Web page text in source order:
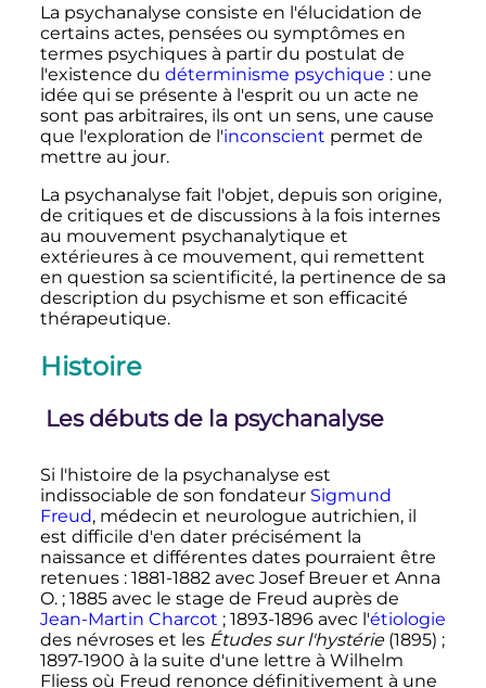
La psychanalyse consiste en l'élucidation de
certains actes, pensées ou symptômes en
termes psychiques à partir du postulat de
l'existence du déterminisme psychique : une
idée qui se présente à l'esprit ou un acte ne
sont pas arbitraires, ils ont un sens, une cause
que l'exploration de l'inconscient permet de
mettre au jour.
La psychanalyse fait l'objet, depuis son origine,
de critiques et de discussions à la fois internes
au mouvement psychanalytique et
extérieures à ce mouvement, qui remettent
en question sa scientificité, la pertinence de sa
description du psychisme et son efficacité
thérapeutique.
Histoire
Les débuts de la psychanalyse
Si l'histoire de la psychanalyse est
indissociable de son fondateur Sigmund
Freud, médecin et neurologue autrichien, il
est difficile d'en dater précisément la
naissance et différentes dates pourraient être
retenues : 1881-1882 avec Josef Breuer et Anna
O. ; 1885 avec le stage de Freud auprès de
Jean-Martin Charcot ; 1893-1896 avec l'étiologie
des névroses et les Études sur l'hystérie(1895) ;
1897-1900 à la suite d'une lettre à Wilhelm
Fliess où Freud renonce définitivement à une